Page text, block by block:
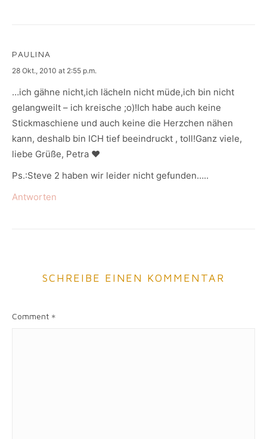
PAULINA
says:
28 Okt., 2010 at 2:55 p.m.
…ich gähne nicht,ich lächeln nicht müde,ich bin nicht
gelangweilt – ich kreische ;o)!Ich habe auch keine
Stickmaschiene und auch keine die Herzchen nähen
kann, deshalb bin ICH tief beeindruckt , toll!Ganz viele,
liebe Grüße, Petra ♥
Ps.:Steve 2 haben wir leider nicht gefunden…..
Antworten
SCHREIBE EINEN KOMMENTAR
Comment *